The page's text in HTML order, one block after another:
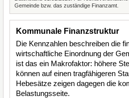
Gemeinde bzw. das zuständige Finanzamt.
Kommunale Finanzstruktur
Die Kennzahlen beschreiben die
wirtschaftliche Einordnung der
ist das ein Makrofaktor: höhere
können auf einen tragfähigeren
Hebesätze zeigen dagegen die
Belastungsseite.